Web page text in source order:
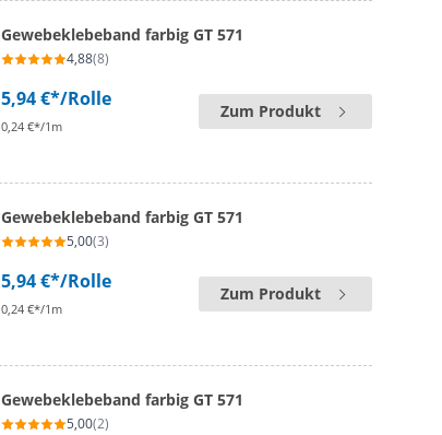
Gewebeklebeband farbig GT 571
4,88(8)
5,94 €*/Rolle
0,24 €*/1m
Zum Produkt
Gewebeklebeband farbig GT 571
5,00(3)
5,94 €*/Rolle
0,24 €*/1m
Zum Produkt
Gewebeklebeband farbig GT 571
5,00(2)